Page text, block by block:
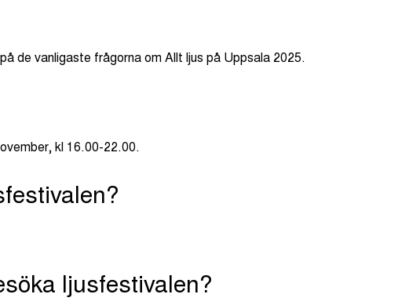
de vanligaste frågorna om Allt ljus på Uppsala 2025.
kl 16.00-22.00.
ljusfestivalen?